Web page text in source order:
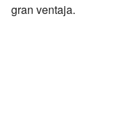
gran ventaja.